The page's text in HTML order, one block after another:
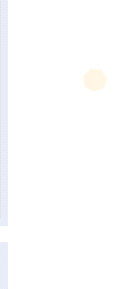
スタッフの“推しの香り”がついに
南高梅の重曹泡洗顔』♪